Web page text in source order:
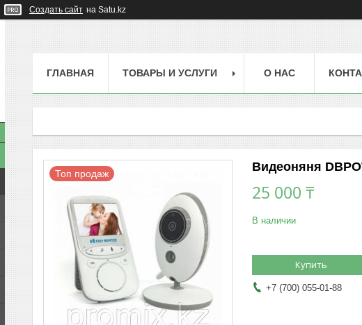
Создать сайт на Satu.kz
ГЛАВНАЯ ТОВАРЫ И УСЛУГИ О НАС
Топ продаж Bидеоняня
25 000 ₸
В наличии
Купить
+7 (700) 055-01-88